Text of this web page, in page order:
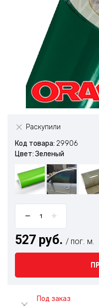
Раскупили
Код товара: 29906
Цвет: Зеленый
527 руб. / пог. м.
Под заказ